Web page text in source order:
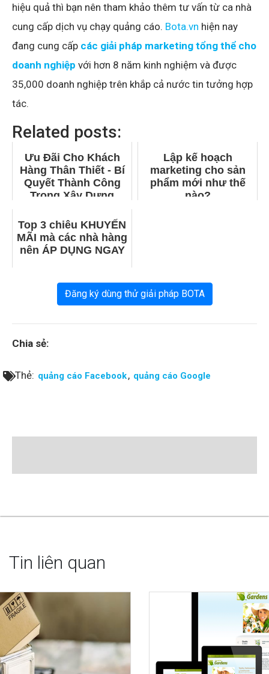
hiệu quả thì bạn nên tham khảo thêm tư vấn từ ca nhà
cung cấp dịch vụ chạy quảng cáo. Bota.vn hiện nay
đang cung cấp các giải pháp marketing tổng thể cho
doanh nghiệp với hơn 8 năm kinh nghiệm và được
35,000 doanh nghiệp trên khắp cả nước tin tưởng hợp
tác.
Related posts:
Ưu Đãi Cho Khách
Hàng Thân Thiết - Bí
Quyết Thành Công
Trong Xây Dựng
Lập kế hoạch
marketing cho sản
phẩm mới như thế
nào?
Top 3 chiêu KHUYẾN
MÃI mà các nhà hàng
nên ÁP DỤNG NGAY
Đăng ký dùng thử giải pháp BOTA
Chia sẻ:
Thẻ: quảng cáo Facebook, quảng cáo Google
Tin liên quan